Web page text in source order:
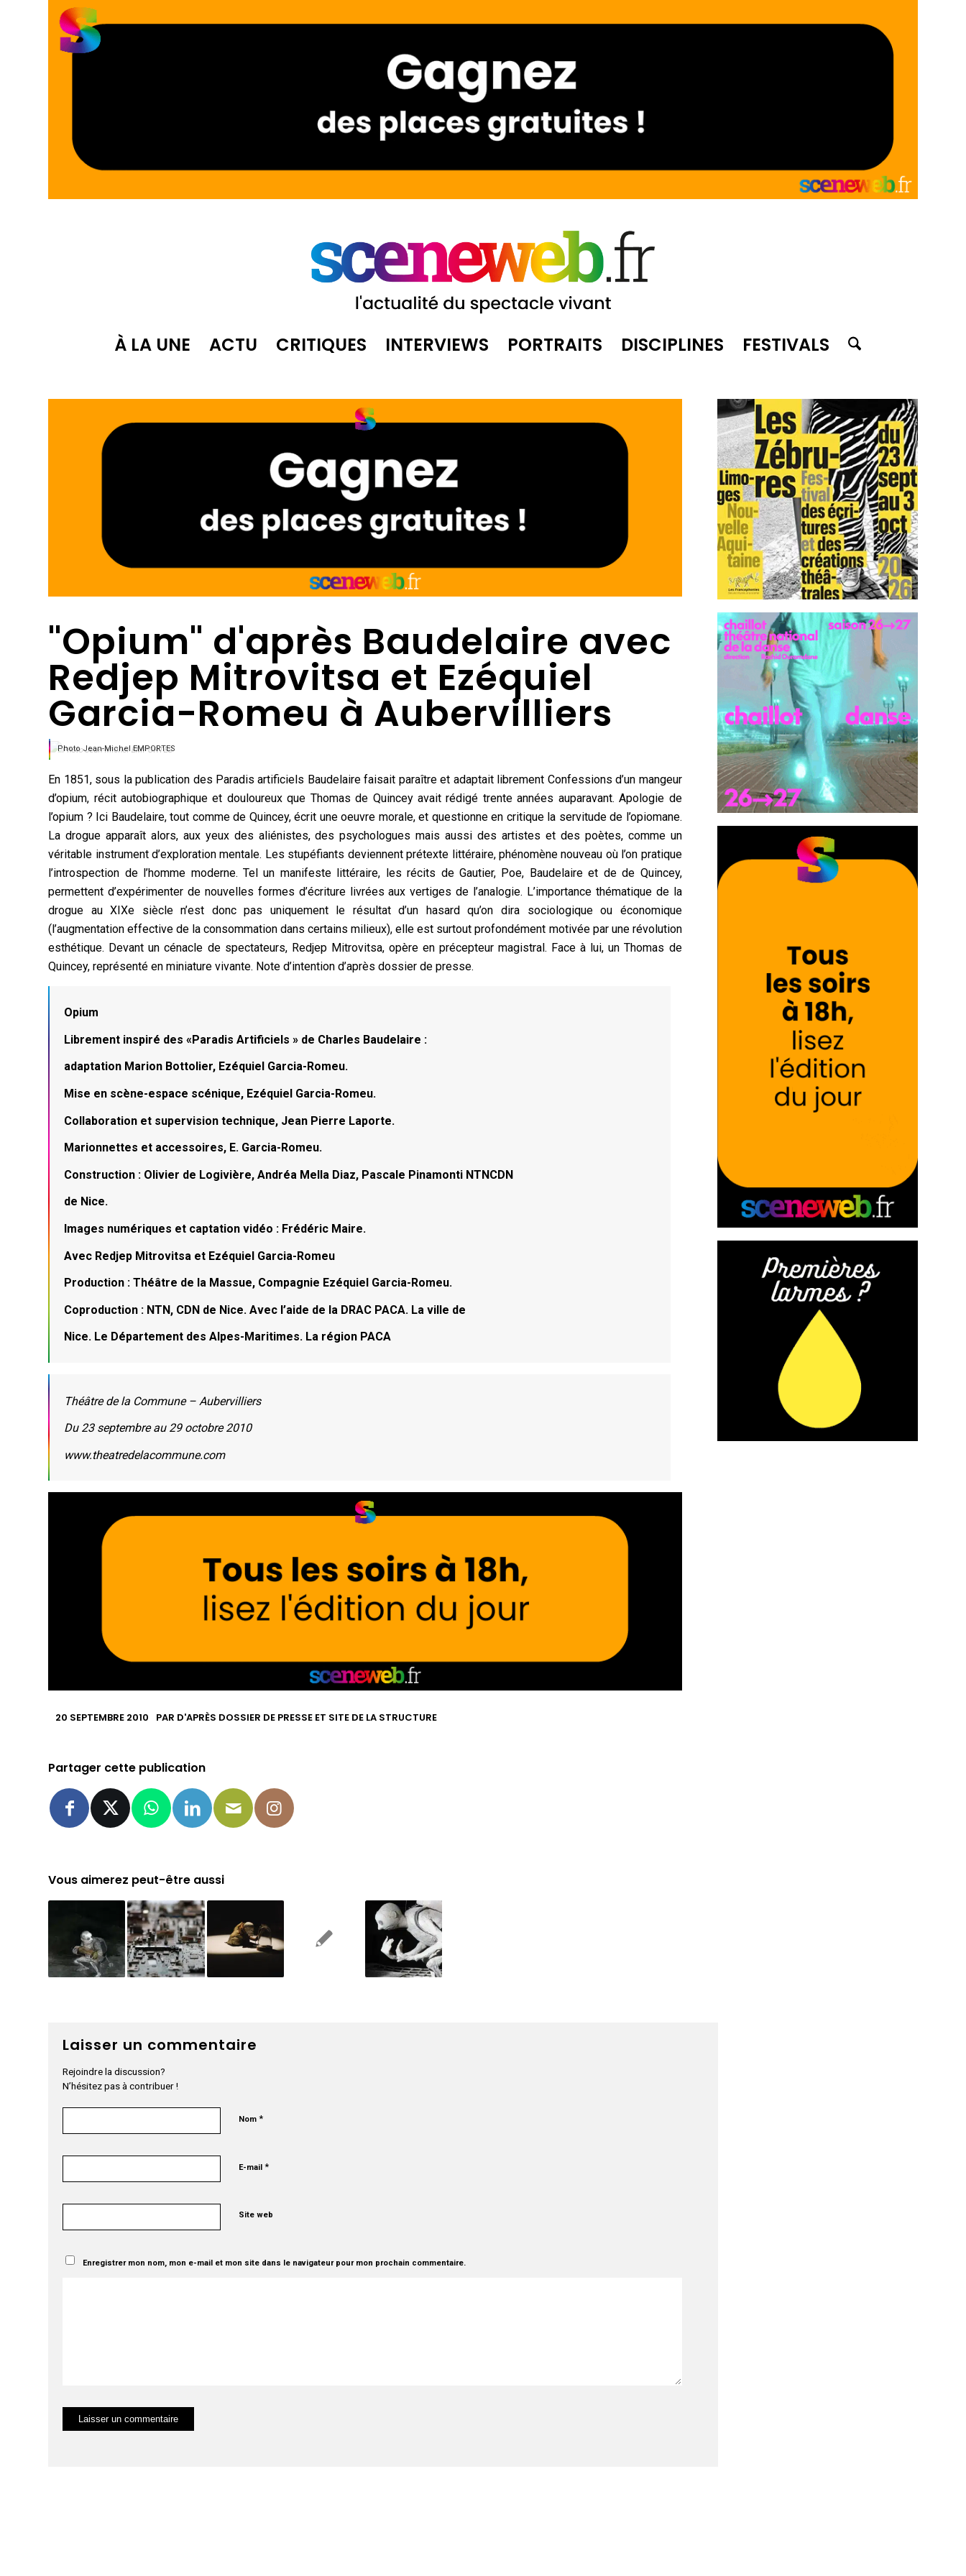
À LA UNE ACTU CRITIQUES INTERVIEWS PORTRAITS DISCIPLINES FESTIVALS
"Opium" d'après Baudelaire avec
Redjep Mitrovitsa et Ezéquiel
Garcia-Romeu à Aubervilliers
Photo Jean-Michel EMPORTES
En 1851, sous la publication des Paradis artificiels Baudelaire faisait paraître et adaptait librement Confessions d’un mangeur
d’opium, récit autobiographique et douloureux que Thomas de Quincey avait rédigé trente années auparavant. Apologie de
l’opium ? Ici Baudelaire, tout comme de Quincey, écrit une oeuvre morale, et questionne en critique la servitude de l’opiomane.
La drogue apparaît alors, aux yeux des aliénistes, des psychologues mais aussi des artistes et des poètes, comme un
véritable instrument d’exploration mentale. Les stupéfiants deviennent prétexte littéraire, phénomène nouveau où l’on pratique
l’introspection de l’homme moderne. Tel un manifeste littéraire, les récits de Gautier, Poe, Baudelaire et de de Quincey,
permettent d’expérimenter de nouvelles formes d’écriture livrées aux vertiges de l’analogie. L’importance thématique de la
drogue au XIXe siècle n’est donc pas uniquement le résultat d’un hasard qu’on dira sociologique ou économique
(l’augmentation effective de la consommation dans certains milieux), elle est surtout profondément motivée par une révolution
esthétique. Devant un cénacle de spectateurs, Redjep Mitrovitsa, opère en précepteur magistral. Face à lui, un Thomas de
Quincey, représenté en miniature vivante. Note d’intention d’après dossier de presse.
Opium
Librement inspiré des «Paradis Artificiels » de Charles Baudelaire :
adaptation Marion Bottolier, Ezéquiel Garcia-Romeu.
Mise en scène-espace scénique, Ezéquiel Garcia-Romeu.
Collaboration et supervision technique, Jean Pierre Laporte.
Marionnettes et accessoires, E. Garcia-Romeu.
Construction : Olivier de Logivière, Andréa Mella Diaz, Pascale Pinamonti NTNCDN
de Nice.
Images numériques et captation vidéo : Frédéric Maire.
Avec Redjep Mitrovitsa et Ezéquiel Garcia-Romeu
Production : Théâtre de la Massue, Compagnie Ezéquiel Garcia-Romeu.
Coproduction : NTN, CDN de Nice. Avec l’aide de la DRAC PACA. La ville de
Nice. Le Département des Alpes-Maritimes. La région PACA
Théâtre de la Commune – Aubervilliers
Du 23 septembre au 29 octobre 2010
www.theatredelacommune.com
20 SEPTEMBRE 2010 PAR D'APRÈS DOSSIER DE PRESSE ET SITE DE LA STRUCTURE
Partager cette publication
Vous aimerez peut-être aussi
Laisser un commentaire
Rejoindre la discussion?
N’hésitez pas à contribuer !
Nom*
E-mail*
Site web
Enregistrer mon nom, mon e-mail et mon site dans le navigateur pour mon prochain commentaire.